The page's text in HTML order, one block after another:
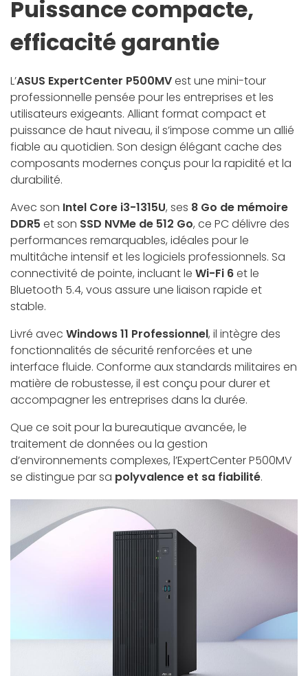
Puissance compacte,
efficacité garantie
L’ASUS ExpertCenter P500MVest une mini-tour
professionnelle pensée pour les entreprises et les
utilisateurs exigeants. Alliant format compact et
puissance de haut niveau, il s’impose comme un allié
fiable au quotidien. Son design élégant cache des
composants modernes conçus pour la rapidité et la
durabilité.
Avec son Intel Core i3-1315U, ses 8 Go de mémoire
DDR5 et son SSD NVMe de 512 Go, ce PC délivre des
performances remarquables, idéales pour le
multitâche intensif et les logiciels professionnels. Sa
connectivité de pointe, incluant le Wi-Fi 6et le
Bluetooth 5.4, vous assure une liaison rapide et
stable.
Livré avec Windows 11 Professionnel, il intègre des
fonctionnalités de sécurité renforcées et une
interface fluide. Conforme aux standards militaires en
matière de robustesse, il est conçu pour durer et
accompagner les entreprises dans la durée.
Que ce soit pour la bureautique avancée, le
traitement de données ou la gestion
d’environnements complexes, l’ExpertCenter P500MV
se distingue par sa polyvalence et sa fiabilité.